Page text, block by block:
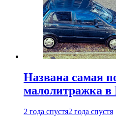
Названа самая
малолитражка в
2 года спустя2 года спустя